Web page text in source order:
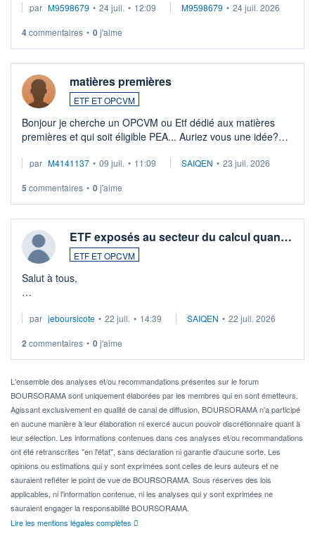
veux procéder à la vente, on me signale ...
par M9598679 • 24 juil. • 12:09 M9598679 • 24 juil. 2026
4commentaires • 0j'aime
matières premières
ETF ET OPCVM
Bonjour je cherche un OPCVM ou Etf dédié aux matières
premières et qui soit éligible PEA... Auriez vous une idée?
par M4141137 • 09 juil. • 11:09 SAIQEN • 23 juil. 2026
5 commentaires • 0j'aime
ETF exposés au secteur du calcul quan…
ETF ET OPCVM
Salut à tous,
via un ETF plutôt que des actions individuelles.
Idéalement, je voudrais qu'il soit éligible au PEA.
Pour l' ...
par jeboursicote • 22 juil. • 14:39 SAIQEN • 22 juil. 2026
2 commentaires • 0j'aime
L'ensemble des analyses et/ou recommandations présentes sur le forum
BOURSORAMA sont uniquement élaborées par les membres qui en sont émetteurs.
Agissant exclusivement en qualité de canal de diffusion, BOURSORAMA n'a participé
en aucune manière à leur élaboration ni exercé aucun pouvoir discrétionnaire quant à
leur sélection. Les informations contenues dans ces analyses et/ou recommandations
ont été retranscrites "en l'état", sans déclaration ni garantie d'aucune sorte. Les
opinions ou estimations qui y sont exprimées sont celles de leurs auteurs et ne
sauraient refléter le point de vue de BOURSORAMA. Sous réserves des lois
applicables, ni l'information contenue, ni les analyses qui y sont exprimées ne
sauraient engager la responsabilité BOURSORAMA.
Lire les mentions légales complètes